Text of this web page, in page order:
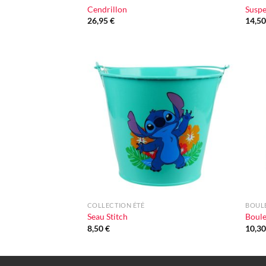
Cendrillon
26,95€
Ajouter
à la liste
d'envie
COLLECTION ÉTÉ
Seau Stitch
8,50€